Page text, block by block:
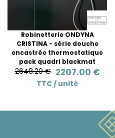
Robinetterie ONDYNA
CRISTINA - série douche
encastrée thermostatique
pack quadri blackmat
2648.20 € 2207.00 €
TTC / unité